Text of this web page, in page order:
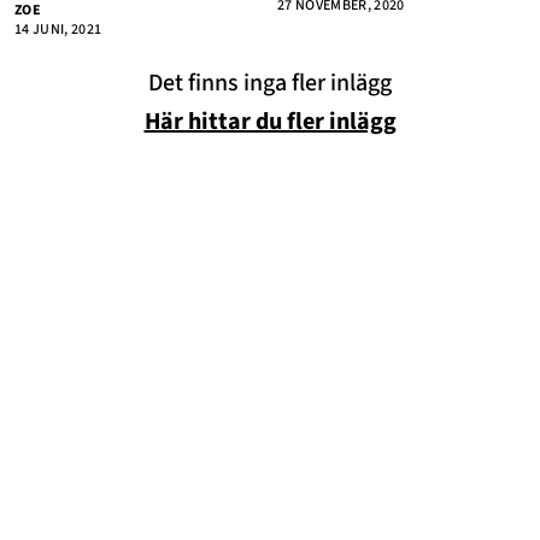
Annonsera
ZOE
14 JUNI, 2021
27 NOVEMBER, 2020
Det finns inga fler inlägg
Här hittar du fler inlägg